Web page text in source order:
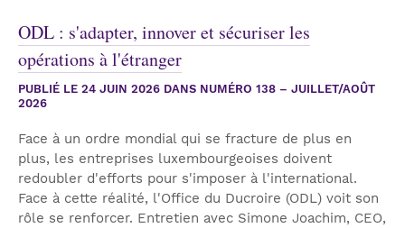
ODL : s'adapter, innover et sécuriser les
opérations à l'étranger
PUBLIÉ LE 24 JUIN 2026 DANS NUMÉRO 138 – JUILLET/AOÛT
2026
Face à un ordre mondial qui se fracture de plus en
plus, les entreprises luxembourgeoises doivent
redoubler d'efforts pour s'imposer à l'international.
Face à cette réalité, l'Office du Ducroire (ODL) voit son
rôle se renforcer. Entretien avec Simone Joachim, CEO,